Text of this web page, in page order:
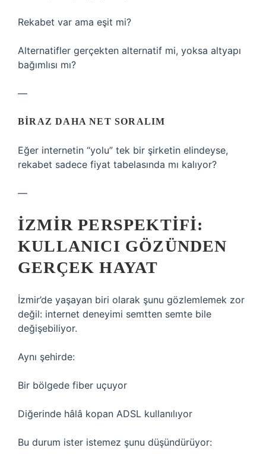
Rekabet var ama eşit mi?
Alternatifler gerçekten alternatif mi, yoksa altyapı
bağımlısı mı?
—
BIRAZ DAHA NET SORALIM
Eğer internetin “yolu” tek bir şirketin elindeyse,
rekabet sadece fiyat tabelasında mı kalıyor?
—
İZMIR PERSPEKTIFI:
KULLANICI GÖZÜNDEN
GERÇEK HAYAT
İzmir’de yaşayan biri olarak şunu gözlemlemek zor
değil: internet deneyimi semtten semte bile
değişebiliyor.
Aynı şehirde:
Bir bölgede fiber uçuyor
Diğerinde hâlâ kopan ADSL kullanılıyor
Bu durum ister istemez şunu düşündürüyor: